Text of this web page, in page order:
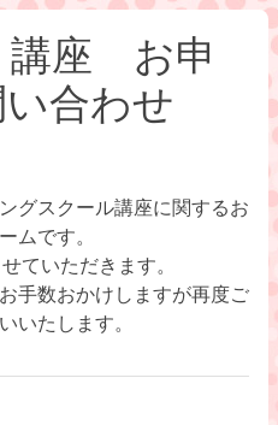
講座 お申
合わせ
グスクール講座に関するお
ムです。
ていただきます。
手数おかけしますが再度ご
いたします。